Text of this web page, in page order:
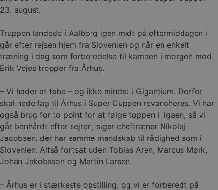
23. august.
Truppen landede i Aalborg igen midt på eftermiddagen i
går efter rejsen hjem fra Slovenien og når en enkelt
træning i dag som forberedelse til kampen i morgen mod
Erik Vejes tropper fra Århus.
– Vi hader at tabe – og ikke mindst i Gigantium. Derfor
skal nederlag til Århus i Super Cuppen revancheres. Vi har
også brug for to point for at følge toppen i ligaen, så vi
går benhårdt efter sejren, siger cheftræner Nikolaj
Jacobsen, der har samme mandskab til rådighed som i
Slovenien. Altså fortsat uden Tobias Aren, Marcus Mørk,
Johan Jakobsson og Martin Larsen.
– Århus er i stærkeste opstilling, og vi er forberedt på